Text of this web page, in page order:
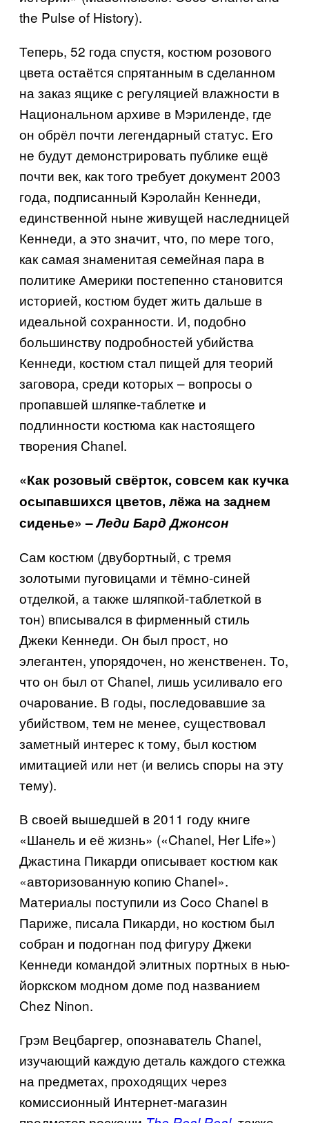
the Pulse of History).
Теперь, 52 года спустя, костюм розового
цвета остаётся спрятанным в сделанном
на заказ ящике с регуляцией влажности в
Национальном архиве в Мэриленде, где
он обрёл почти легендарный статус. Его
не будут демонстрировать публике ещё
почти век, как того требует документ 2003
года, подписанный Кэролайн Кеннеди,
единственной ныне живущей наследницей
Кеннеди, а это значит, что, по мере того,
как самая знаменитая семейная пара в
политике Америки постепенно становится
историей, костюм будет жить дальше в
идеальной сохранности. И, подобно
большинству подробностей убийства
Кеннеди, костюм стал пищей для теорий
заговора, среди которых – вопросы о
пропавшей шляпке-таблетке и
подлинности костюма как настоящего
творения Chanel.
«Как розовый свёрток, совсем как кучка
осыпавшихся цветов, лёжа на заднем
сиденье» –Леди Бард Джонсон
Сам костюм (двубортный, с тремя
золотыми пуговицами и тёмно-синей
отделкой, а также шляпкой-таблеткой в
тон) вписывался в фирменный стиль
Джеки Кеннеди. Он был прост, но
элегантен, упорядочен, но женственен. То,
что он был от Chanel, лишь усиливало его
очарование. В годы, последовавшие за
убийством, тем не менее, существовал
заметный интерес к тому, был костюм
имитацией или нет (и велись споры на эту
тему).
В своей вышедшей в 2011 году книге
«Шанель и её жизнь» («Chanel, Her Life»)
Джастина Пикарди описывает костюм как
«авторизованную копию Chanel».
Материалы поступили из Coco Chanel в
Париже, писала Пикарди, но костюм был
собран и подогнан под фигуру Джеки
Кеннеди командой элитных портных в нью-
йоркском модном доме под названием
Chez Ninon.
Грэм Вецбаргер, опознаватель Chanel,
изучающий каждую деталь каждого стежка
на предметах, проходящих через
комиссионный Интернет-магазин